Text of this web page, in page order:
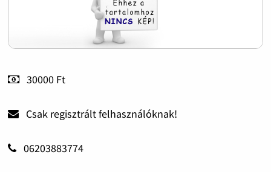
30000 Ft
Csak regisztrált felhasználóknak!
06203883774